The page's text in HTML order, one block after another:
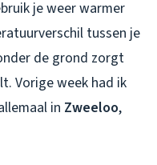
je weer warmer
tussen je
de grond zorgt
Vorige week had ik
in Zweeloo,